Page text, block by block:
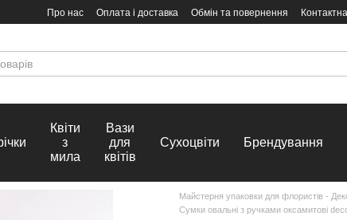
Про нас Оплата і доставка Обмін та повернення
Квіти
з
мила
Вази
для
квітів
Сухоцвіти Брендування
Майстерня упаковки для флористів -
Сумки овальні з ручками оксамитові